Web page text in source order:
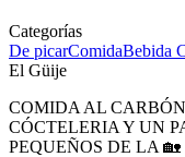
Categorías
De picarComidaBebida
El Güije
COMIDA AL
CÓCTELERIA Y UN
PEQUEÑOS DE LA 🏡